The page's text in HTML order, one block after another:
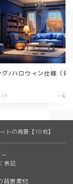
グ/ハロウィン仕様（青
ハロウ
トの背景【10枚】
表記
背景素材